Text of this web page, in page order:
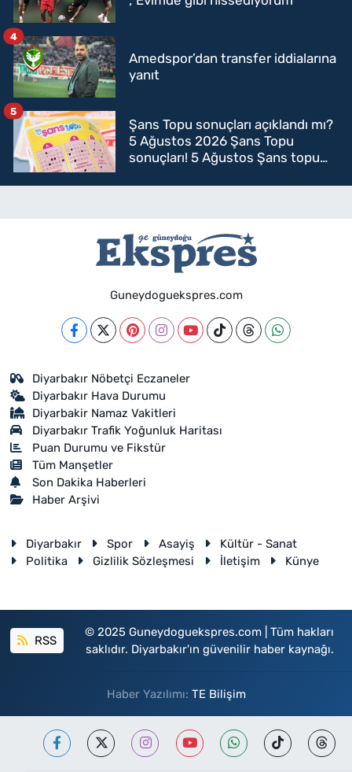
Amedspor’dan transfer iddialarına
yanıt
4
Şans Topu sonuçları açıklandı mı?
5 Ağustos 2026 Şans Topu
sonuçları! 5 Ağustos Şans topu
5
Guneydoguekspres.com
Diyarbakır Nöbetçi Eczaneler
Diyarbakır Hava Durumu
Diyarbakir Namaz Vakitleri
Diyarbakır Trafik Yoğunluk Haritası
Puan Durumu ve Fikstür
Tüm Manşetler
Son Dakika Haberleri
Haber Arşivi
Diyarbakır Spor Asayiş
Kültür - Sanat
Politika
Gizlilik Sözleşmesi İletişim Künye
RSS
© 2025 Guneydoguekspres.com | Tüm hakları
saklıdır. Diyarbakır'ın güvenilir haber kaynağı.
Haber Yazılımı: TE Bilişim